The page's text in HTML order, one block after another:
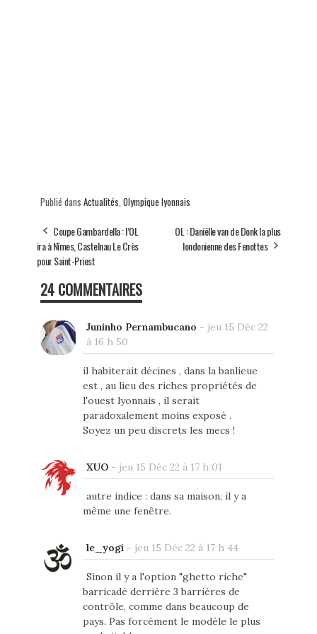
Publié dans Actualités Olympique lyonnais
Coupe Gambardella : l’OL
ira à Nîmes, Castelnau Le Crès
pour Saint-Priest
OL : Daniëlle van de Donk la plus
londonienne des Fenottes
24 COMMENTAIRES
Juninho Pernambucano - jeu 15 Déc 22
à 16 h 50
il habiterait décines , dans la banlieue
est , au lieu des riches propriétés de
l'ouest lyonnais , il serait
paradoxalement moins exposé .
Soyez un peu discrets les mecs !
XUO- jeu 15 Déc 22 à 17 h 01
autre indice : dans sa maison, il y a
même une fenêtre.
le_yogi - jeu 15 Déc 22 à 17 h 44
Sinon il y a l'option "ghetto riche"
barricadé derrière 3 barrières de
contrôle, comme dans beaucoup de
pays. Pas forcément le modèle le plus